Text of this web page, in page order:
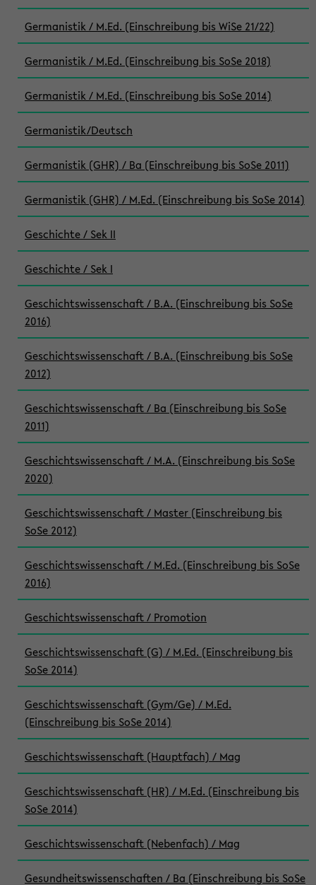
Germanistik / M.Ed. (Einschreibung bis WiSe 21/22)
Germanistik / M.Ed. (Einschreibung bis SoSe 2018)
Germanistik / M.Ed. (Einschreibung bis SoSe 2014)
Germanistik/Deutsch
Germanistik (GHR) / Ba (Einschreibung bis SoSe 2011)
Germanistik (GHR) / M.Ed. (Einschreibung bis SoSe 2014)
Geschichte / Sek II
Geschichte / Sek I
Geschichtswissenschaft / B.A. (Einschreibung bis SoSe
2016)
Geschichtswissenschaft / B.A. (Einschreibung bis SoSe
2012)
Geschichtswissenschaft / Ba (Einschreibung bis SoSe
2011)
Geschichtswissenschaft / M.A. (Einschreibung bis SoSe
2020)
Geschichtswissenschaft / Master (Einschreibung bis
SoSe 2012)
Geschichtswissenschaft / M.Ed. (Einschreibung bis SoSe
2016)
Geschichtswissenschaft / Promotion
Geschichtswissenschaft (G) / M.Ed. (Einschreibung bis
SoSe 2014)
Geschichtswissenschaft (Gym/Ge) / M.Ed.
(Einschreibung bis SoSe 2014)
Geschichtswissenschaft (Hauptfach) / Mag
Geschichtswissenschaft (HR) / M.Ed. (Einschreibung bis
SoSe 2014)
Geschichtswissenschaft (Nebenfach) / Mag
Gesundheitswissenschaften / Ba (Einschreibung bis SoSe